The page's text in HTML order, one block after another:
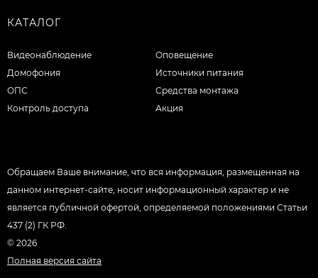
КАТАЛОГ
Видеонаблюдение
Домофония
ОПС
Контроль доступа
Оповещение
Источники питания
Средства монтажа
Акция
Обращаем Ваше внимание, что вся информация, размещенная на
данном интернет-сайте, носит информационный характер и не
является публичной офертой, определяемой положениями Статьи
437 (2) ГК РФ.
© 2026
Полная версия сайта